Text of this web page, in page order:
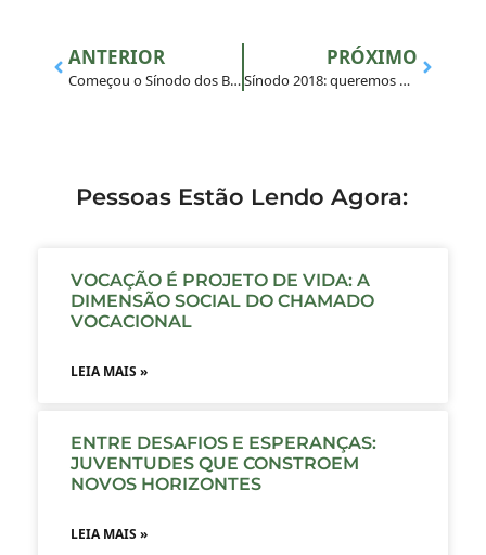
ANTERIOR
Começou o Sínodo dos Bispos sobre a juventude
PRÓXIMO
Sínodo 2018: queremos dar esperança aos jovens, diz Dom Baldisseri
Pessoas Estão Lendo Agora:
VOCAÇÃO É PROJETO DE VIDA: A
DIMENSÃO SOCIAL DO CHAMADO
VOCACIONAL
LEIA MAIS »
ENTRE DESAFIOS E ESPERANÇAS:
JUVENTUDES QUE CONSTROEM
NOVOS HORIZONTES
LEIA MAIS »